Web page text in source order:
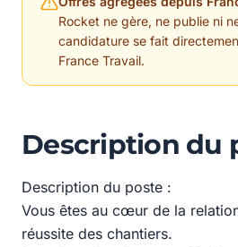
Rocket ne gère, ne publie ni
candidature se fait
France Travail.
Description du
Description du poste :
Vous êtes au cœur de la
réussite des chantiers.